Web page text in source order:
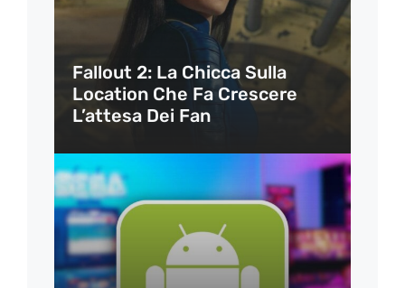
Fallout 2: La Chicca Sulla
Location Che Fa Crescere
L’attesa Dei Fan